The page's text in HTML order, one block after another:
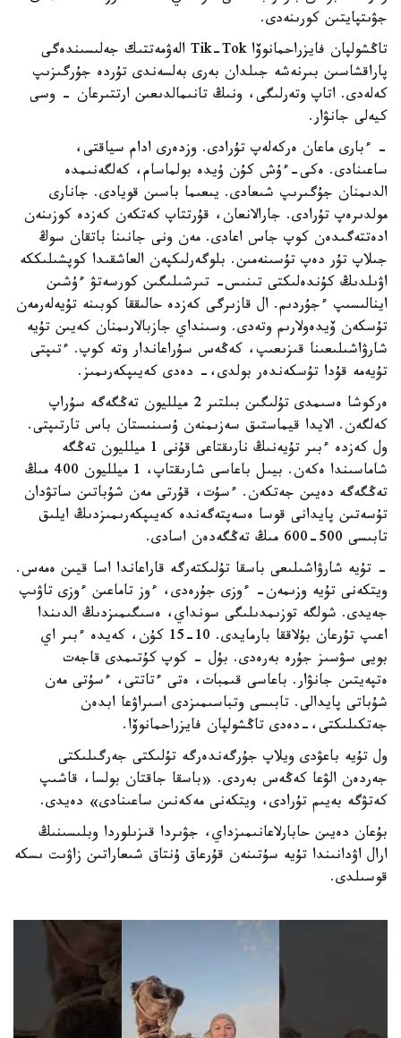
جۋىتپايتىن كورىنەدى.
تاڭشولپان فايزراحمانوۆا Tik-Tok الەۋمەتتىك جەلىسىندەگى
پاراقشاسىن بىرنەشە جىلدان بەرى بەلسەندى تۇردە جۇرگىزىپ
كەلەدى. اتاپ وتەرلىگى، ونىڭ تانىمالدىعىن ارتتىرعان - وسى
كيەلى جانۋار.
- ءبارى ماعان ەركەلەپ تۇرادى. وزدەرى ادام سياقتى،
ساعىنادى. ەكى-ءۇش كۇن ۇيدە بولماسام، كەلگەنىمدە
الدىمنان جۇگىرىپ شىعادى. يىعىما باسىن قويادى. جانارى
مولدىرەپ تۇرادى. جارالانعان، قۇرتتاپ كەتكەن كەزدە كوزىنەن
ادەتتەگىدەن كوپ جاس اعادى. مەن ونى جانىنا باتقان سوڭ
جىلاپ تۇر دەپ تۇسىنەمىن. بلوگەرلىكپەن العاشقىدا كوپشىلىككە
اۋىلدىڭ كۇندەلىكتى تىنىس- تىرشىلىگىن كورسەتۋ ءۇشىن
اينالىسىپ ءجۇردىم. ال قازىرگى كەزدە حالىققا كوبىنە تۇيەلەرمەن
تۇسكەن ۆيدەولارىم وتەدى. وسىنداي جازبالارىمنان كەيىن تۇيە
شارۋاشىلىعىنا قىزىعىپ، كەڭەس سۇراعاندار وتە كوپ. ءتىپتى
تۇيەمە قۇدا تۇسكەندەر بولدى،- دەدى كەيىپكەرىمىز.
ەركوشا ەسىمدى تۇلىگىن بىلتىر 2 ميلليون تەڭگەگە سۇراپ
كەلگەن. الايدا قيماستىق سەزىمنەن ۇسىنىستان باس تارتىپتى.
ول كەزدە ءبىر تۇيەنىڭ نارىقتاعى قۇنى 1 ميلليون تەڭگە
شاماسىندا ەكەن. بيىل باعاسى شارىقتاپ، 1 ميلليون 400 مىڭ
تەڭگەگە دەيىن جەتكەن. ءسۇت، قۇرتى مەن شۇباتىن ساتۋدان
تۇسەتىن پايدانى قوسا ەسەپتەگەندە كەيىپكەرىمىزدىڭ ايلىق
تابىسى 500-600 مىڭ تەڭگەدەن اسادى.
- تۇيە شارۋاشىلىعى باسقا تۇلىكتەرگە قاراعاندا اسا قيىن ەمەس.
ويتكەنى تۇيە وزىمەن- ءوزى جۇرەدى، ءوز تاماعىن ءوزى تاۋىپ
جەيدى. شولگە توزىمدىلىگى سونداي، ەسىگىمىزدىڭ الدىندا
اعىپ تۇرعان بۇلاققا بارمايدى. 10-15 كۇن، كەيدە ءبىر اي
بويى سۋسىز جۇرە بەرەدى. بۇل - كوپ كۇتىمدى قاجەت
ەتپەيتىن جانۋار. باعاسى قىمبات، ەتى ءتاتتى، ءسۇتى مەن
شۇباتى پايدالى. تابىسى وتباسىمىزدى اسىراۋعا ابدەن
جەتكىلىكتى،-دەدى تاڭشولپان فايزراحمانوۆا.
ول تۇيە باعۋدى ويلاپ جۇرگەندەرگە تۇلىكتى جەرگىلىكتى
جەردەن الۋعا كەڭەس بەردى. «باسقا جاقتان بولسا، قاشىپ
كەتۋگە بەيىم تۇرادى، ويتكەنى مەكەنىن ساعىنادى» دەيدى.
بۇعان دەيىن حابارلاعانىمىزداي، جۋىردا قىزىلوردا وبلىسىنىڭ
ارال اۋدانىندا تۇيە سۇتىنەن قۇرعاق ۇنتاق شىعاراتىن زاۋىت ىسكە
قوسىلدى.